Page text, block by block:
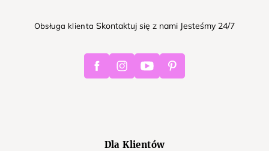
Obsługa klienta Skontaktuj się z nami Jesteśmy 24/7
FacebookInstagramYoutube Pinterest
Dla Klientów